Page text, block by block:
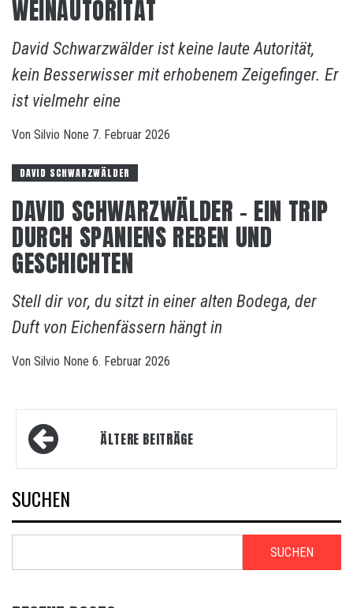
WEINAUTORITÄT
David Schwarzwälder ist keine laute Autorität,
kein Besserwisser mit erhobenem Zeigefinger. Er
ist vielmehr eine
Von Silvio None 7. Februar 2026
DAVID SCHWARZWÄLDER
DAVID SCHWARZWÄLDER – EIN TRIP
DURCH SPANIENS REBEN UND
GESCHICHTEN
Stell dir vor, du sitzt in einer alten Bodega, der
Duft von Eichenfässern hängt in
Von Silvio None 6. Februar 2026
Beitragsnavigation
ÄLTERE BEITRÄGE
SUCHEN
SUCHEN